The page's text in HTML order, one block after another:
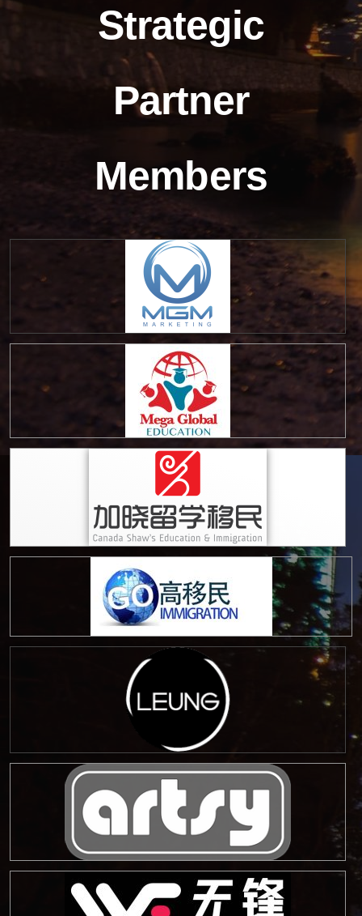
免费介绍相关人脉和提供
第三方服务的公司
优先安排使用中国办公室
Strategic
Partner
Members